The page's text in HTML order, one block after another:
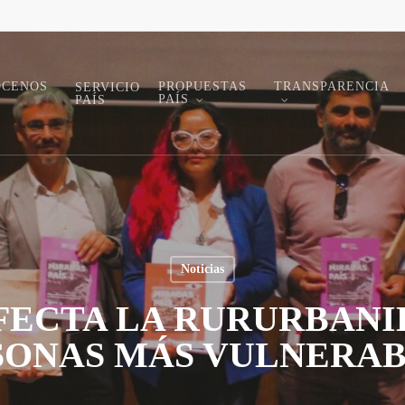
SERVICIO
PAÍS
PROPUESTAS
PAÍS
TRANSPARENCIA
Noticias
LA
MÁS